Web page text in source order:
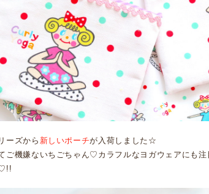
ーズから 新しいポーチが入荷しました☆
ご機嫌ないちごちゃん♡カラフルなヨガウェアにも